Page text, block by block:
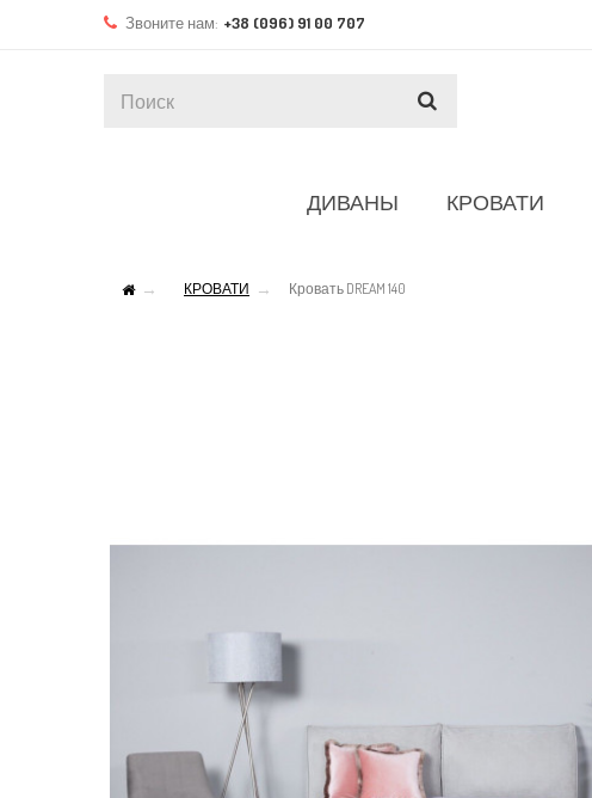
Звоните нам: +38 (096) 91 00 707
ДИВАНЫ КРОВАТИ
КРОВАТИ Кровать DREAM 140